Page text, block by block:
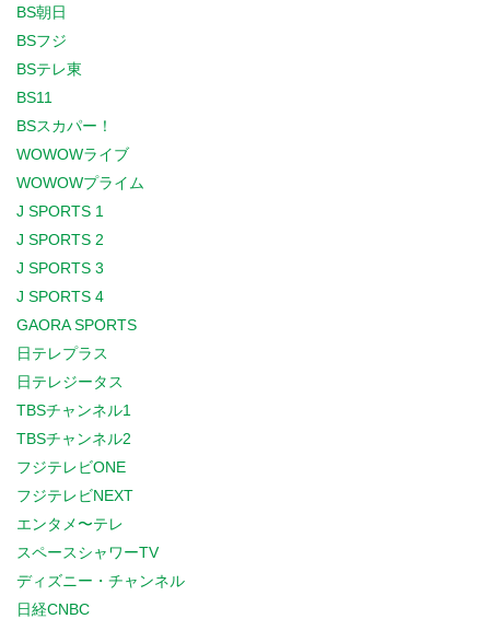
BS朝日
BSフジ
BSテレ東
BS11
BSスカパー！
WOWOWライブ
WOWOWプライム
J SPORTS 1
J SPORTS 2
J SPORTS 3
J SPORTS 4
GAORA SPORTS
日テレプラス
日テレジータス
TBSチャンネル1
TBSチャンネル2
フジテレビONE
フジテレビNEXT
エンタメ〜テレ
スペースシャワーTV
ディズニー・チャンネル
日経CNBC